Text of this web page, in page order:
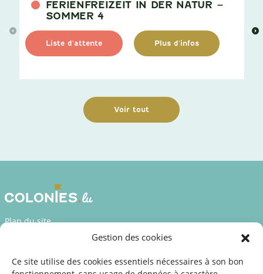
Gestion des cookies
Ce site utilise des cookies essentiels nécessaires à son bon
FERIENFREIZEIT IN DER NATUR –
SOMMER 4
Liste d'attente Plus d'infos
Voir tout
Plan du site
Déclaration d’accessibilité
Mentions légales